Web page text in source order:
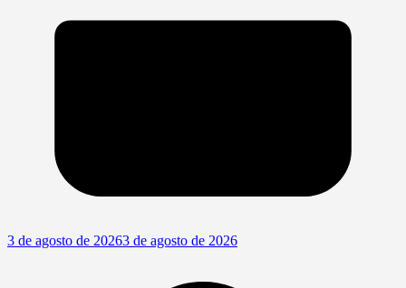
3 de agosto de 20263 de agosto de 2026